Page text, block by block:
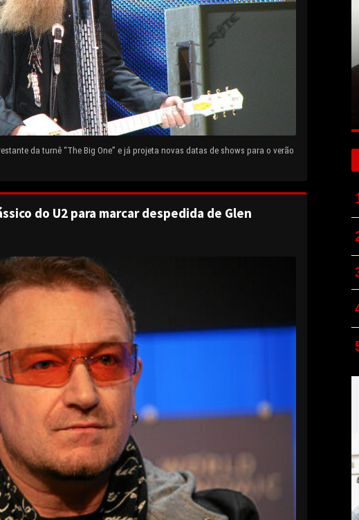
da turnê “The Big One” e já projeta novas datas de shows para o verão
do U2 para marcar despedida de Glen